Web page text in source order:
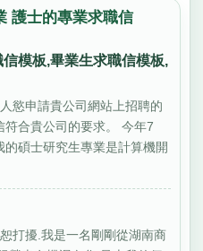
護士的專業求職信
模板,畢業生求職信模板,
慾申請貴公司網站上招聘的
合貴公司的要求。 今年7
碩士研究生專業是計算機開
打擾.我是一名剛剛從湖南商